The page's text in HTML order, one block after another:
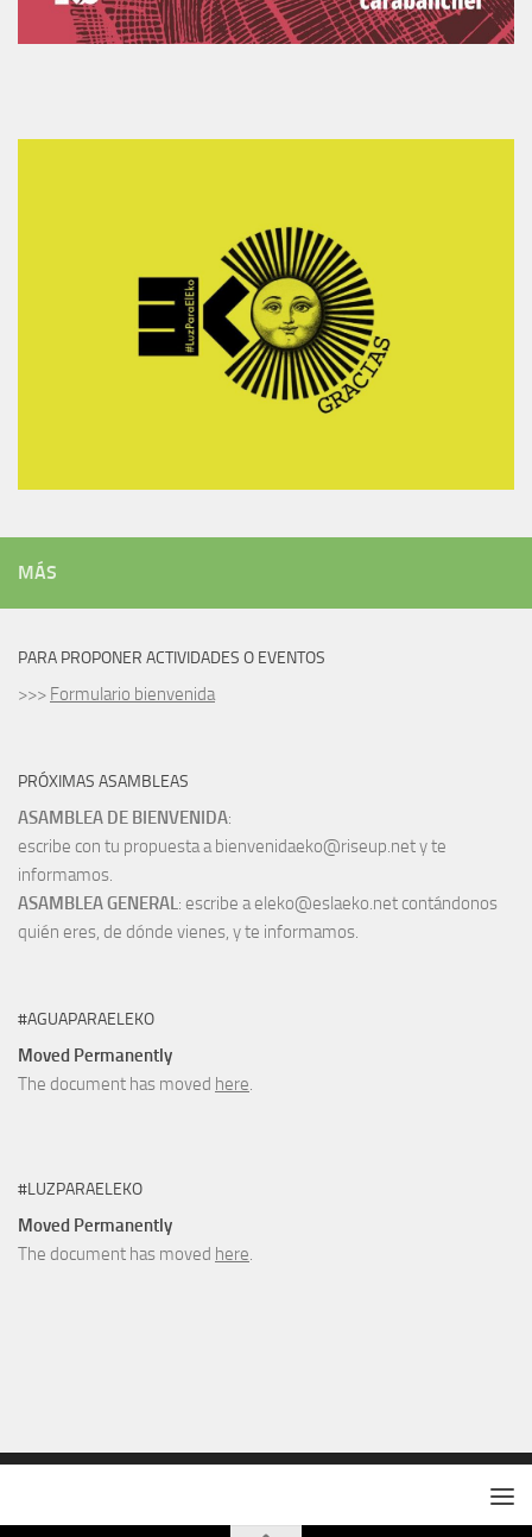
MÁS
PARA PROPONER ACTIVIDADES O EVENTOS
>>> Formulario bienvenida
PRÓXIMAS ASAMBLEAS
ASAMBLEA DE BIENVENIDA:
escribe con tu propuesta a bienvenidaeko@riseup.net y te
informamos.
ASAMBLEA GENERAL: escribe a eleko@eslaeko.net contándonos
quién eres, de dónde vienes, y te informamos.
#AGUAPARAELEKO
Moved Permanently
The document has moved here.
#LUZPARAELEKO
Moved Permanently
The document has moved here.